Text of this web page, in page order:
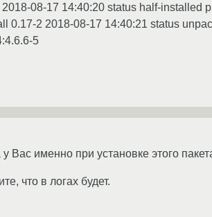
08-17 14:40:20 status half-installed
0.17-2 2018-08-17 14:40:21 status
5
именно при установке этого
что в логах будет.